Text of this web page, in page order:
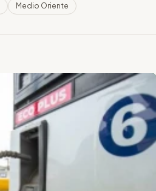
Medio Oriente